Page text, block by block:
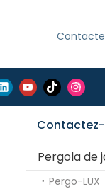
Pergola de
Pergo-LUX